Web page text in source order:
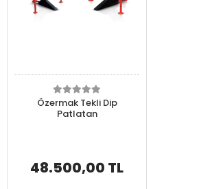
Özermak Tekli Dip
Patlatan
48.500,00 TL